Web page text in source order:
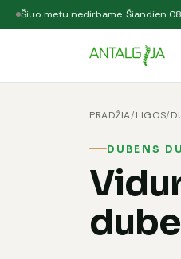
Šiuo metu nedirbame· Šiandien
PRADŽIA/LIGOS/
DUBENS